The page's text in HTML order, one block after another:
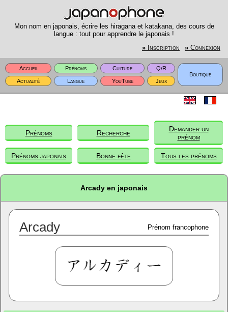
Mon nom en japonais, écrire les hiragana et katakana, des cours de
langue : tout pour apprendre le japonais !
» Inscription » Connexion
Accueil Prénoms Culture
Q/R
Boutique
Actualité
Langue YouTube Jeux
Prénoms Recherche
Demander un
prénom
Prénoms japonais Bonne fête Tous les prénoms
Arcady en japonais
Arcady Prénom francophone